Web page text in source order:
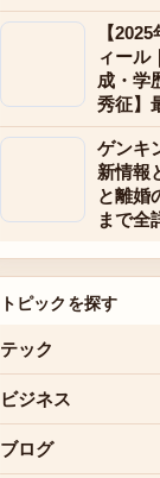
【
ィール
成・学
秀征】
ゲンキ
新情報
と離婚
まで全
トピックを探す
テック
ビジネス
ブログ